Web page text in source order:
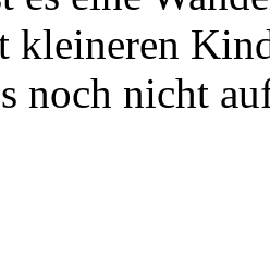
kleineren
noch nicht